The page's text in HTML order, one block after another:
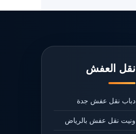
نقل العفش
دباب نقل عفش جدة
ونيت نقل عفش بالرياض